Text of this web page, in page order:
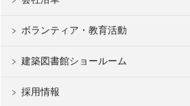
ボランティア・教育活動
建築図書館ショールーム
採用情報